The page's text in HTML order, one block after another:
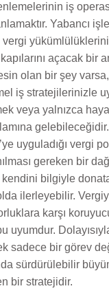
iş
Yabancı
açacak bir
olan bir şey
iş stratejilerinizle
veya yalnızca
uyguladığı vergi
gereken bir
bilgiyle
ilerleyebilir.
karşı
uyumdur.
sadece bir görev
sürdürülebilir
bir stratejidir.